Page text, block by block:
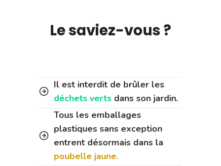
Le saviez-vous ?
Il est interdit de brûler les
déchets verts dans son jardin.
Tous les emballages
plastiques sans exception
entrent désormais dans la
poubelle jaune.